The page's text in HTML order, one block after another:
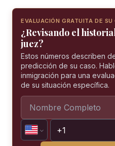
EVALUACIÓN GRATUITA DE SU
¿Revisando el
juez?
Estos números describen
predicción de su caso.
inmigración para una
de su situación específica.